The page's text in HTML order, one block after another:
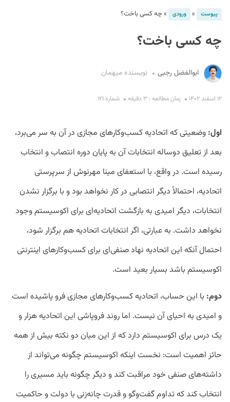
پیوست » ورودی » چه کسی باخت؟
چه کسی باخت؟
ابوالفضل رجبی نویسنده میهمان
۱۲ اسفند ۱۴۰۲ زمان مطالعه : ۳ دقیقه شماره ۱۲۱
اول: وضعیتی که اتحادیه کسب‌وکارهای مجازی در آن به سر می‌برد،
بعد از تعلیق دوساله انتخابات آن به پایان دوره انتصاب و انتخاب
رسیده است. در واقع، با استعفای مینا مهرنوش از سرپرستی
اتحادیه، احتمالاً دیگر انتصابی در کار نخواهد بود و با برگزار نشدن
انتخابات، دیگر امیدی به بازگشت اتحادیه‌ای برای اکوسیستم وجود
نخواهد داشت. به عبارتی، اگر انتخابات اتحادیه هم برگزار شود،
احتمال آنکه این اتحادیه نهاد صنفی‌ای برای کسب‌وکارهای اینترنتی
اکوسیستم باشد بسیار بعید است.
دوم: با این حساب، اتحادیه کسب‌وکارهای مجازی فرو پاشیده است
و امیدی به احیای آن نیست. اما روند فروپاشی این اتحادیه هزار و
یک درس برای اکوسیستم دارد که از این میان دو نکته بیش از همه
حائز اهمیت است: نخست اینکه اکوسیستم چگونه می‌تواند از
داشته‌های صنفی خود مراقبت کند و دیگر چگونه باید مسیری را
انتخاب کند که تداوم گفت‌وگو و قدرت چانه‌زنی با دولت و حاکمیت